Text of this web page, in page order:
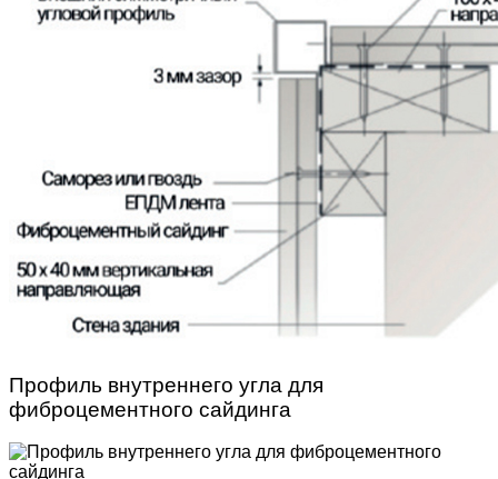
Профиль внутреннего угла для
фиброцементного сайдинга